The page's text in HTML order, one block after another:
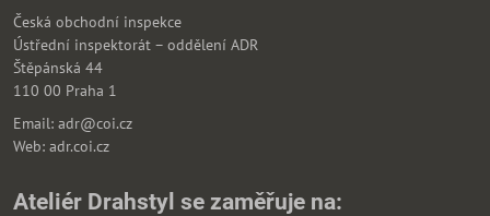
Česká obchodní inspekce
Ústřední inspektorát – oddělení ADR
Štěpánská 44
110 00 Praha 1
Email: adr@coi.cz
Web: adr.coi.cz
Ateliér Drahstyl se zaměřuje na: